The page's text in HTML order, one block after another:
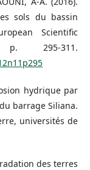
sols du bassin
Scientific
295-311.
hydrique par
barrage Siliana.
universités de
des terres